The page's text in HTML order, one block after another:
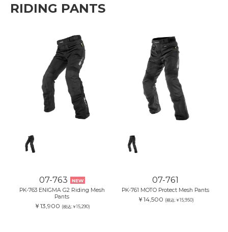
RIDING PANTS
07-763 NEW
PK-763 ENIGMA G2 Riding Mesh
Pants
￥13,900 (税込:￥15,290)
07-761
PK-761 MOTO Protect Mesh Pants
￥14,500 (税込:￥15,950)